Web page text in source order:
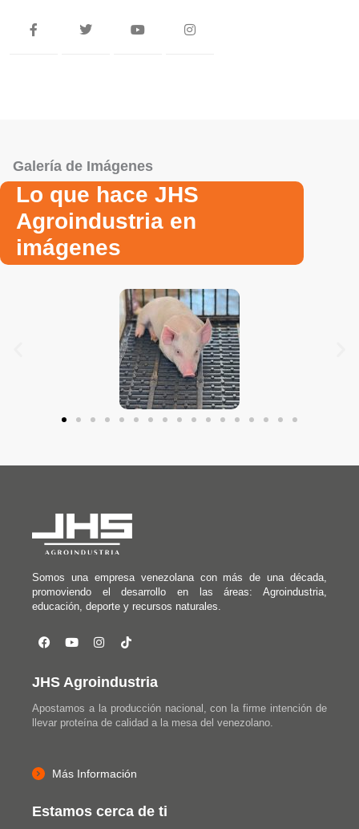
Galería de Imágenes
Lo que hace JHS
Agroindustria en
imágenes
Somos una empresa venezolana con más de una década,
promoviendo el desarrollo en las áreas: Agroindustria,
educación, deporte y recursos naturales.
JHS Agroindustria
Apostamos a la producción nacional, con la firme intención de
llevar proteína de calidad a la mesa del venezolano.
Más Información
Estamos cerca de ti